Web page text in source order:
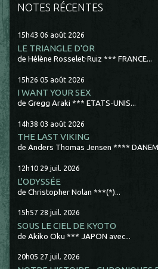
NOTES RÉCENTES
15h43 06 août 2026
LE TRIANGLE D'OR
de Hélène Rosselet-Ruiz *** FRANCE...
15h26 05 août 2026
I WANT YOUR SEX
de Gregg Araki *** ETATS-UNIS...
14h38 03 août 2026
THE LAST VIKING
de Anders Thomas Jensen ****
12h10 29 juil. 2026
L'ODYSSÉE
de Christopher Nolan ***(*)...
15h57 28 juil. 2026
SOUS LE CIEL DE KYOTO
de Akiko Oku *** JAPON avec...
20h05 27 juil. 2026